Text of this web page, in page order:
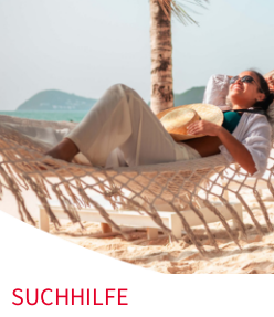
SUCHHILFE